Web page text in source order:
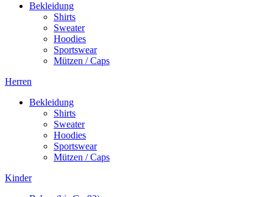
Bekleidung
Shirts
Sweater
Hoodies
Sportswear
Mützen / Caps
Herren
Bekleidung
Shirts
Sweater
Hoodies
Sportswear
Mützen / Caps
Kinder